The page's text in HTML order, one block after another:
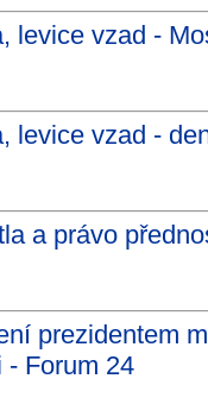
levice vzad -
levice vzad -
a právo
prezidentem
- Forum 24